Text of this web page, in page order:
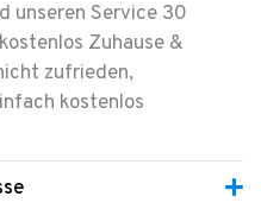
unseren Service 30
Zuhause &
zufrieden,
kostenlos